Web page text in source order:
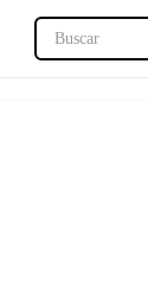
Buscar